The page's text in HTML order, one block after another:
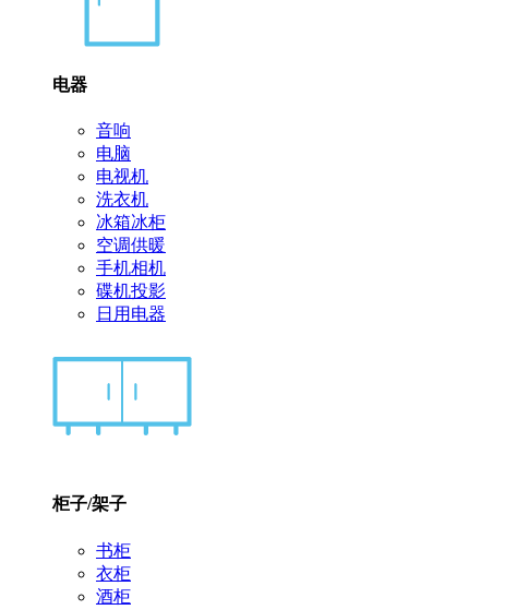
电器
音响
电脑
电视机
洗衣机
冰箱冰柜
空调供暖
手机相机
碟机投影
日用电器
柜子/架子
书柜
衣柜
酒柜